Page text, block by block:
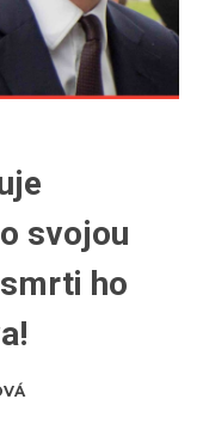
svojou
ho